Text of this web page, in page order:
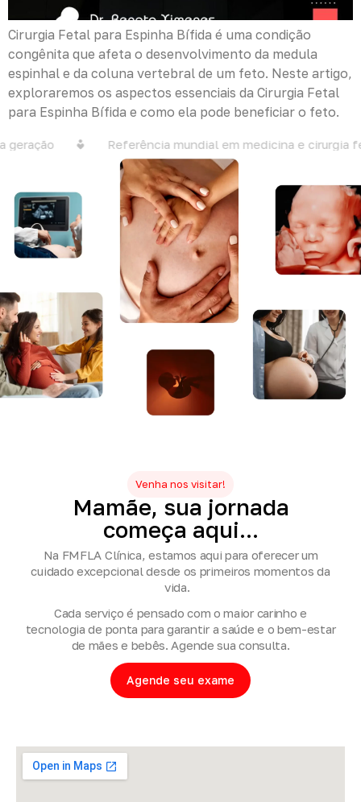
Cirurgia Fetal para Espinha Bífida é uma condição
congênita que afeta o desenvolvimento da medula
espinhal e da coluna vertebral de um feto. Neste artigo,
exploraremos os aspectos essenciais da Cirurgia Fetal
para Espinha Bífida e como ela pode beneficiar o feto.
Referência mundial em medicina e cirurgia
Venha nos visitar!
Mamãe, sua jornada
começa aqui...
Na FMFLA Clínica, estamos aqui para oferecer um
cuidado excepcional desde os primeiros momentos da
vida.
Cada serviço é pensado com o maior carinho e
tecnologia de ponta para garantir a saúde e o bem-estar
de mães e bebês. Agende sua consulta.
Agende seu exame